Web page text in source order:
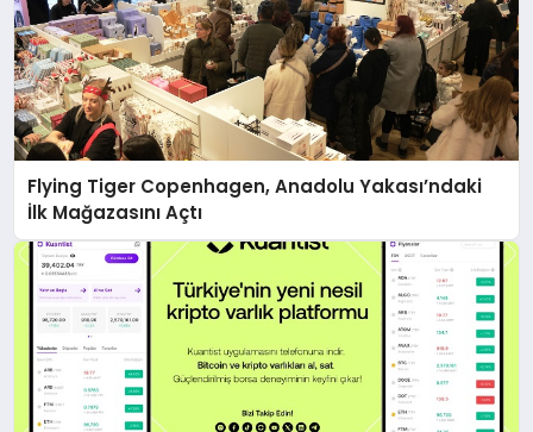
Flying Tiger Copenhagen, Anadolu Yakası’ndaki
İlk Mağazasını Açtı